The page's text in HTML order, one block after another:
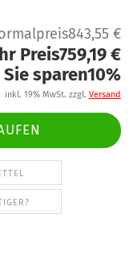
€
Preis759,19 €
Sie sparen10%
inkl. 19% MwSt. zzgl. Versand